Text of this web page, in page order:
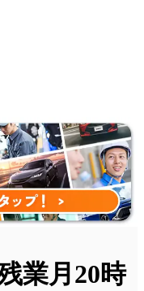
業月20時